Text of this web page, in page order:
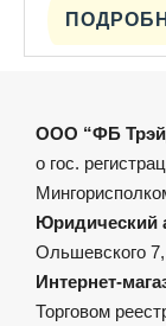
ООО “ФБ
о гос.
Юридический
Ольшевского
Интернет-
Торговом